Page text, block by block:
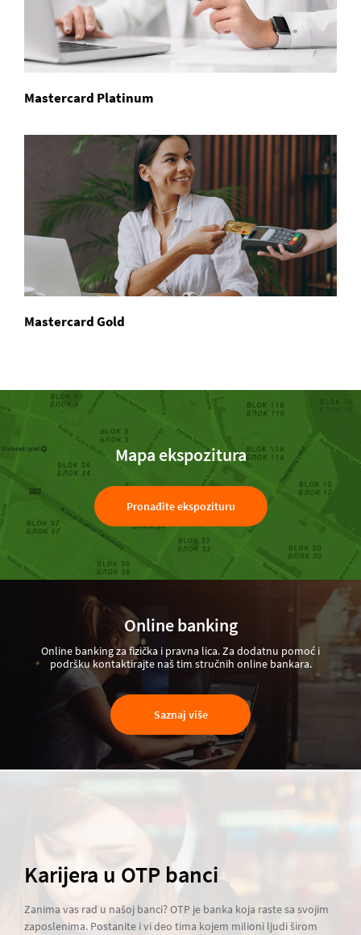
Mastercard Platinum
Mastercard Gold
Mapa ekspozitura
Pronađite ekspozituru
Online banking
Online banking za fizička i pravna lica. Za dodatnu pomoć i
podršku kontaktirajte naš tim stručnih online bankara.
Saznaj više
Karijera u OTP banci
Zanima vas rad u našoj banci? OTP je banka koja raste sa svojim
zaposlenima. Postanite i vi deo tima kojem milioni ljudi širom